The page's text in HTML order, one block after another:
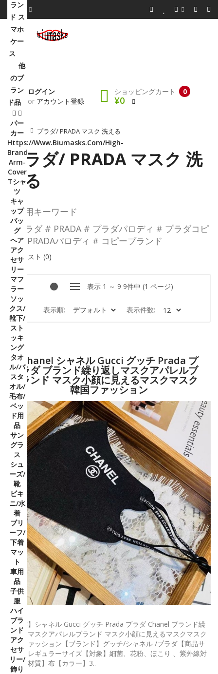
ラン
ド ス
マホ
ケー
ス
他
のブ
ラン
ド品
パー
カー
Https://www.biumasks.com/high-
Brand-
Arm-
Cover
Tシャ
ツ
キャ
ップ
バッ
グ
ヘア
アク
セサ
リー
マフ
ラー
ソッ
クス/
靴下/
スト
ッキ
ング
タオ
ル/バ
スタ
オル/
毛布/
ベッ
ド用
品
サン
グラ
ス
シュ
ーズ/
靴
ビキ
ニ/水
着
ブリ
ーフ/
下着
マッ
ト
車用
品
子供
服
ハイ
ブラ
ンド
アク
セサ
リー/
飾り
ログイン
or アカウント登録
0
ショッピングカート
¥0
Home プラダ/ PRADA マスク 洗える
プラダ/ PRADA マスク 洗
える
検索用キーワード
# プラダ # PRADA # プラダパロディ # プラダコピ
ー # PRADAパロディ # コピーブランド
比較リスト (0)
表示 1 ～ 9 9件中 (1 ページ)
表示順: 表示件数:
Chanel シャネル Gucci グッチ Prada プ
ラダ ブランド繰り返しマスクアパレルブ
ランド マスク小顔に見えるマスクマスク
韓国ファッション
【名称】シャネル Gucci グッチ Prada プラダ Chanel ブランド繰
り返しマスクアパレルブランド マスク小顔に見えるマスクマスク
韓国ファッション【ブランド】グッチ/シャネル /プラダ【商品サ
イズ】レギュラーサイズ【対象】細菌、花粉、ほこり 、紫外線対
策等【材質】布【カラー】3..